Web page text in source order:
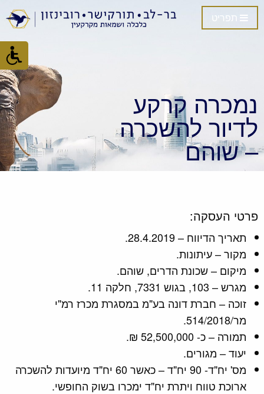
נמכרה קרקע
לדיור להשכרה
– שוהם
פרטי העסקה:
תאריך הדיווח – 28.4.2019.
מקור – עיתונות.
מיקום – שכונת הדרים, שוהם.
מגרש – 103, בגוש 7331, חלקה 11.
זוכה – חברת דונה בע"מ במסגרת מכרז רמ"י
מר/514/2018.
תמורה – כ- 52,500,000 ₪.
יעוד – מגורים.
מס' יח"ד- 90 יח"ד – כאשר 60 יח"ד מיועדות להשכרה
ארוכת טווח ויתרת יח"ד ימכרו בשוק החופשי.